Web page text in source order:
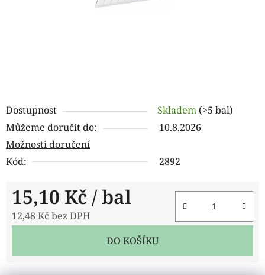
Dostupnost Skladem (>5 bal)
Můžeme doručit do:
10.8.2026
Možnosti doručení
Kód:
2892
15,10 Kč / bal
12,48 Kč bez DPH
DO KOŠÍKU